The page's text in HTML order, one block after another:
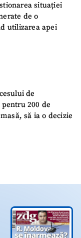
situației
de o
utilizarea apei
de
200 de
să ia o decizie